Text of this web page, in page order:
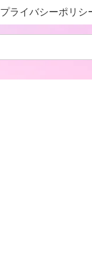
プライバシーポリシ